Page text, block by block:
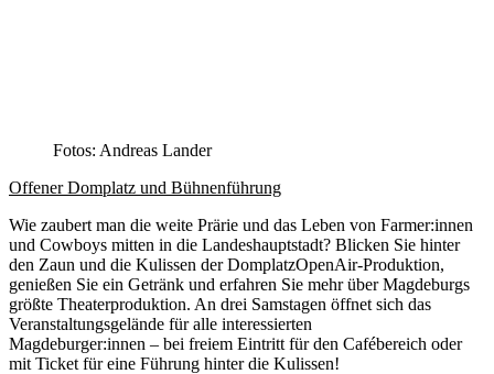
Fotos: Andreas Lander
Offener Domplatz und Bühnenführung
Wie zaubert man die weite Prärie und das Leben von Farmer:innen
und Cowboys mitten in die Landeshauptstadt? Blicken Sie hinter
den Zaun und die Kulissen der DomplatzOpenAir-Produktion,
genießen Sie ein Getränk und erfahren Sie mehr über Magdeburgs
größte Theaterproduktion. An drei Samstagen öffnet sich das
Veranstaltungsgelände für alle interessierten
Magdeburger:innen – bei freiem Eintritt für den Cafébereich oder
mit Ticket für eine Führung hinter die Kulissen!